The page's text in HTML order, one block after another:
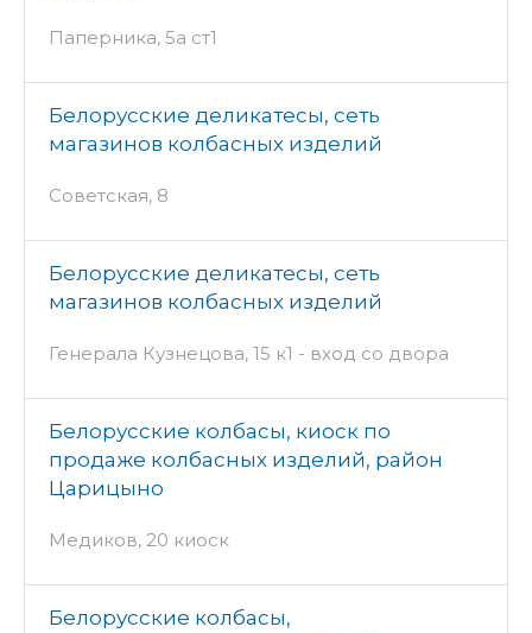
Паперника, 5а ст1
Белорусские деликатесы, сеть
магазинов колбасных изделий
Советская, 8
Белорусские деликатесы, сеть
магазинов колбасных изделий
Генерала Кузнецова, 15 к1 - вход со двора
Белорусские колбасы, киоск по
продаже колбасных изделий, район
Царицыно
Медиков, 20 киоск
Белорусские колбасы,